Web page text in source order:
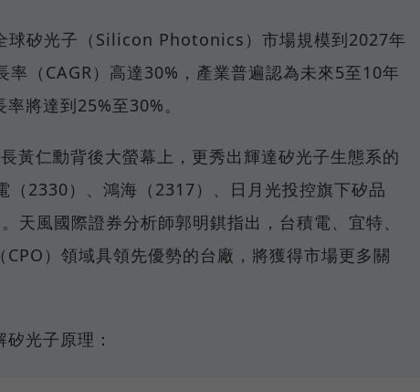
球矽光子（Silicon Photonics）市場規模到2027年
率（CAGR）高達30%，產業普遍認為未來5至10年
將達到25%至30%。
黃仁勳背後大螢幕上，更秀出輝達矽光子生態系的
（2330）、鴻海（2317）、日月光投控旗下矽品
天風國際證券分析師郭明錤指出，台積電、宜特、
）領域具領先優勢的台廠，將獲得市場更多關
光子原理：